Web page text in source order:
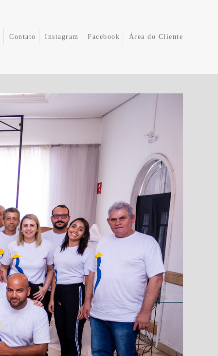
Contato Instagram Facebook Área do Cliente